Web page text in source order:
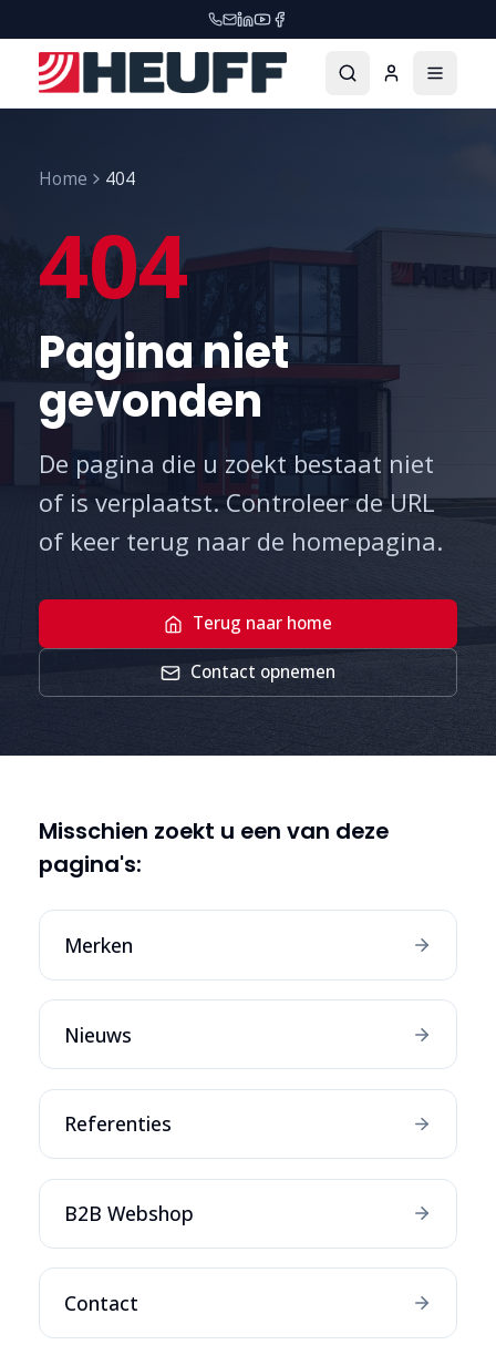
Home 404
404
Pagina niet
gevonden
De pagina die u zoekt bestaat niet
of is verplaatst. Controleer de URL
of keer terug naar de homepagina.
Terug naar home
Contact opnemen
Misschien zoekt u een van deze
pagina's:
Merken
Nieuws
Referenties
B2B Webshop
Contact